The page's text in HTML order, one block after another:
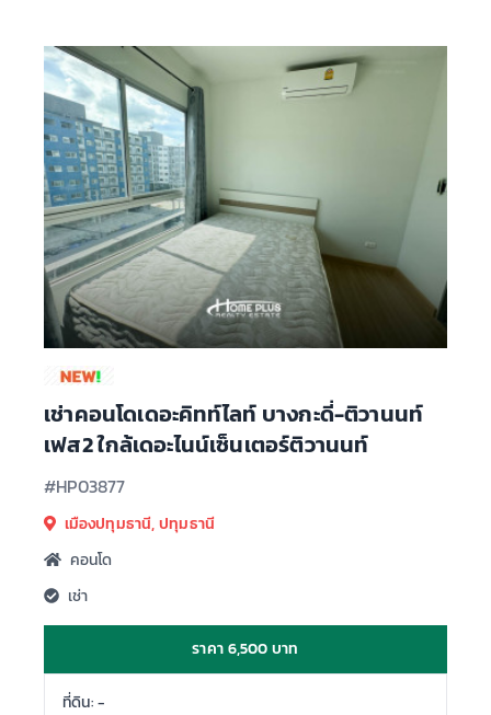
เช่าคอนโดเดอะคิทท์ไลท์ บางกะดี่-ติวานนท์
เฟส2 ใกล้เดอะไนน์เซ็นเตอร์ติวานนท์
#HP03877
เมืองปทุมธานี, ปทุมธานี
คอนโด
เช่า
ราคา 6,500 บาท
ที่ดิน: -